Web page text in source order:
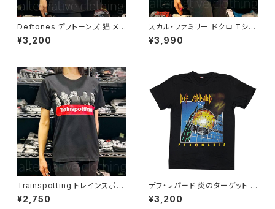
Deftones デフトーンズ 猫 メン
ズ レディース ロックＴシャツ バ
ンドＴシャツ ブラック 半袖 Roc
¥3,200
スカル・ファミリー ドクロ Tシャ
ツ ロックT バンドT 半袖 黒 パ
ロディ おもしろ かわいい 大きい
¥3,990
Trainspotting トレインスポッ
ティング 映画 Ｔシャツ グッズ 黒
ブラック ユアン・マクレガー ダ
¥2,750
デフ・レパード 炎のターゲット P
YROMANIA 黒 メンズ レディー
ス ロックＴシャツ バンドＴシャツ
¥3,200